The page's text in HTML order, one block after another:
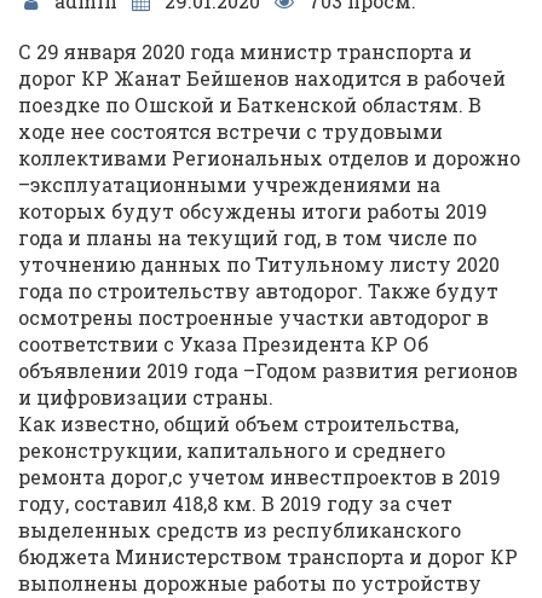
С 29 января 2020 года министр транспорта и
дорог КР Жанат Бейшенов находится в рабочей
поездке по Ошской и Баткенской областям. В
ходе нее состоятся встречи с трудовыми
коллективами Региональных отделов и дорожно
–эксплуатационными учреждениями на
которых будут обсуждены итоги работы 2019
года и планы на текущий год, в том числе по
уточнению данных по Титульному листу 2020
года по строительству автодорог. Также будут
осмотрены построенные участки автодорог в
соответствии с Указа Президента КР Об
объявлении 2019 года –Годом развития регионов
и цифровизации страны.
Как известно, общий объем строительства,
реконструкции, капитального и среднего
ремонта дорог,с учетом инвестпроектов в 2019
году, составил 418,8 км. В 2019 году за счет
выделенных средств из республиканского
бюджета Министерством транспорта и дорог КР
выполнены дорожные работы по устройству